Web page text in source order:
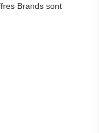
Brands sont